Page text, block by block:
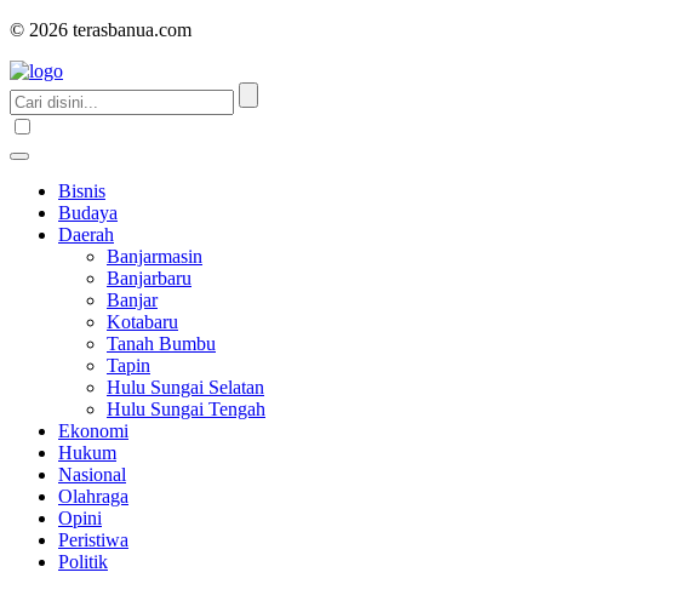
© 2026 terasbanua.com
Bisnis
Budaya
Daerah
Banjarmasin
Banjarbaru
Banjar
Kotabaru
Tanah Bumbu
Tapin
Hulu Sungai Selatan
Hulu Sungai Tengah
Ekonomi
Hukum
Nasional
Olahraga
Opini
Peristiwa
Politik